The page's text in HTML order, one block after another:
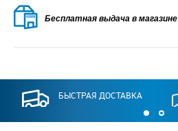
Бесплатная выдача в магазине
БЫСТРАЯ ДОСТАВКА